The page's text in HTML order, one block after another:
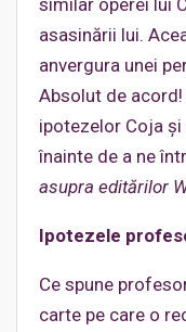
asasinării lui.
anvergura unei
Absolut de
ipotezelor Coja și
înainte de a ne
asupra editărilor
Ipotezele
Ce spune
carte pe care o